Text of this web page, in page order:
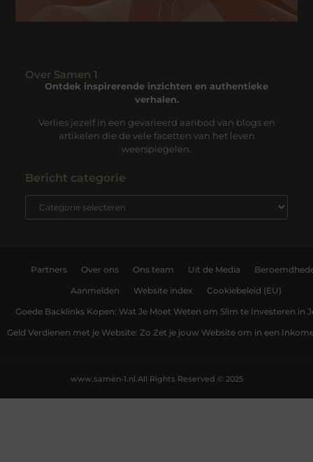
Over Samen 1
Ontdek inspirerende inzichten en authentieke
verhalen.
Verlies jezelf in een gevarieerd aanbod van blogs en
artikelen die de vele facetten van het leven
weerspiegelen.
Bericht categorie
Partners Over ons Ons team Uit de Media
Aanmelden Website index Cookiebeleid (EU)
Goede Backlinks Kopen: Wat Je Moet Weten om Slim te Investeren in
Geld Verdienen met je Website: Zo Zet je jouw Website om in een
All Rights Reserved © 2025
www.samen-1.nl.